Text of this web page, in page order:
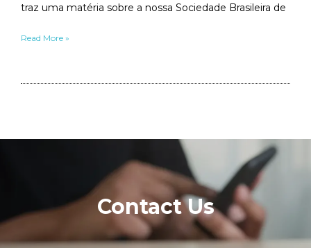
traz uma matéria sobre a nossa Sociedade Brasileira de
Read More »
Contact Us